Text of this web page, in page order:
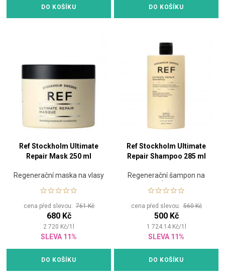
DO KOŠÍKU DO KOŠÍKU
Ref Stockholm Ultimate
Repair Mask 250 ml
Regenerační maska na vlasy
cena před slevou:761 Kč
680 Kč
2 720 Kč/1
SLEVA 11%
DO KOŠÍKU
Ref Stockholm Ultimate
Repair Shampoo 285 ml
Regenerační šampon na
vlasy
cena před slevou:560 Kč
500 Kč
1 724.14 Kč/1
SLEVA 11%
DO KOŠÍKU